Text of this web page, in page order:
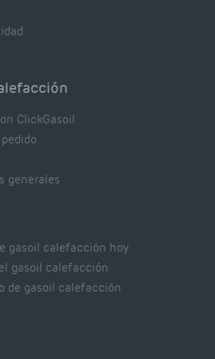
ClickGasoil
generales
gasoil calefacción hoy
gasoil calefacción
de gasoil calefacción